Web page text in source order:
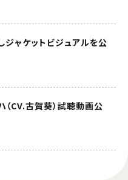
ャケットビジュアルを公
CV.古賀葵）試聴動画公